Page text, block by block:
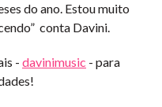
do ano. Estou muito
conta Davini.
- davinimusic - para